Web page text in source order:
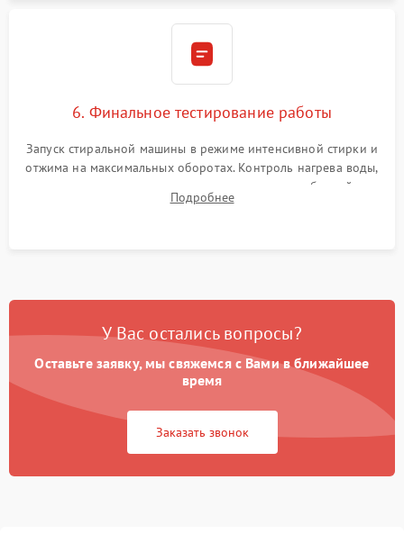
6. Финальное тестирование работы
Запуск стиральной машины в режиме интенсивной стирки и
отжима на максимальных оборотах. Контроль нагрева воды,
корректности слива, отсутствия излишних вибраций,
посторонних стуков и протечек под корпусом.
Подробнее
У Вас остались вопросы?
Оставьте заявку, мы свяжемся с Вами в ближайшее
время
Заказать звонок